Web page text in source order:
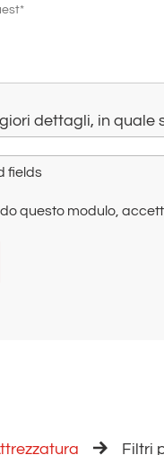
dettagli, in quale
fields
questo modulo,
Filtri